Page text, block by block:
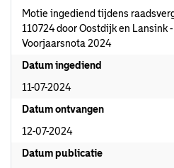
Motie ingediend tijdens
110724 door Oostdijk en Lansink
Voorjaarsnota 2024
Datum ingediend
11-07-2024
Datum ontvangen
12-07-2024
Datum publicatie